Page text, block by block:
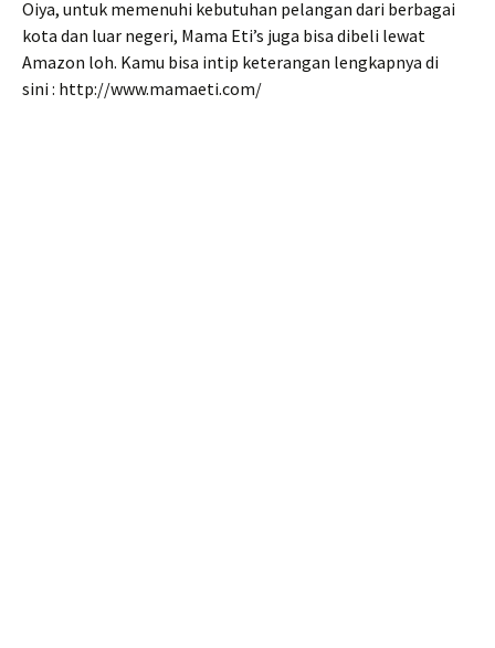
Oiya, untuk memenuhi kebutuhan pelangan dari berbagai
kota dan luar negeri, Mama Eti’s juga bisa dibeli lewat
Amazon loh. Kamu bisa intip keterangan lengkapnya di
sini : http://www.mamaeti.com/